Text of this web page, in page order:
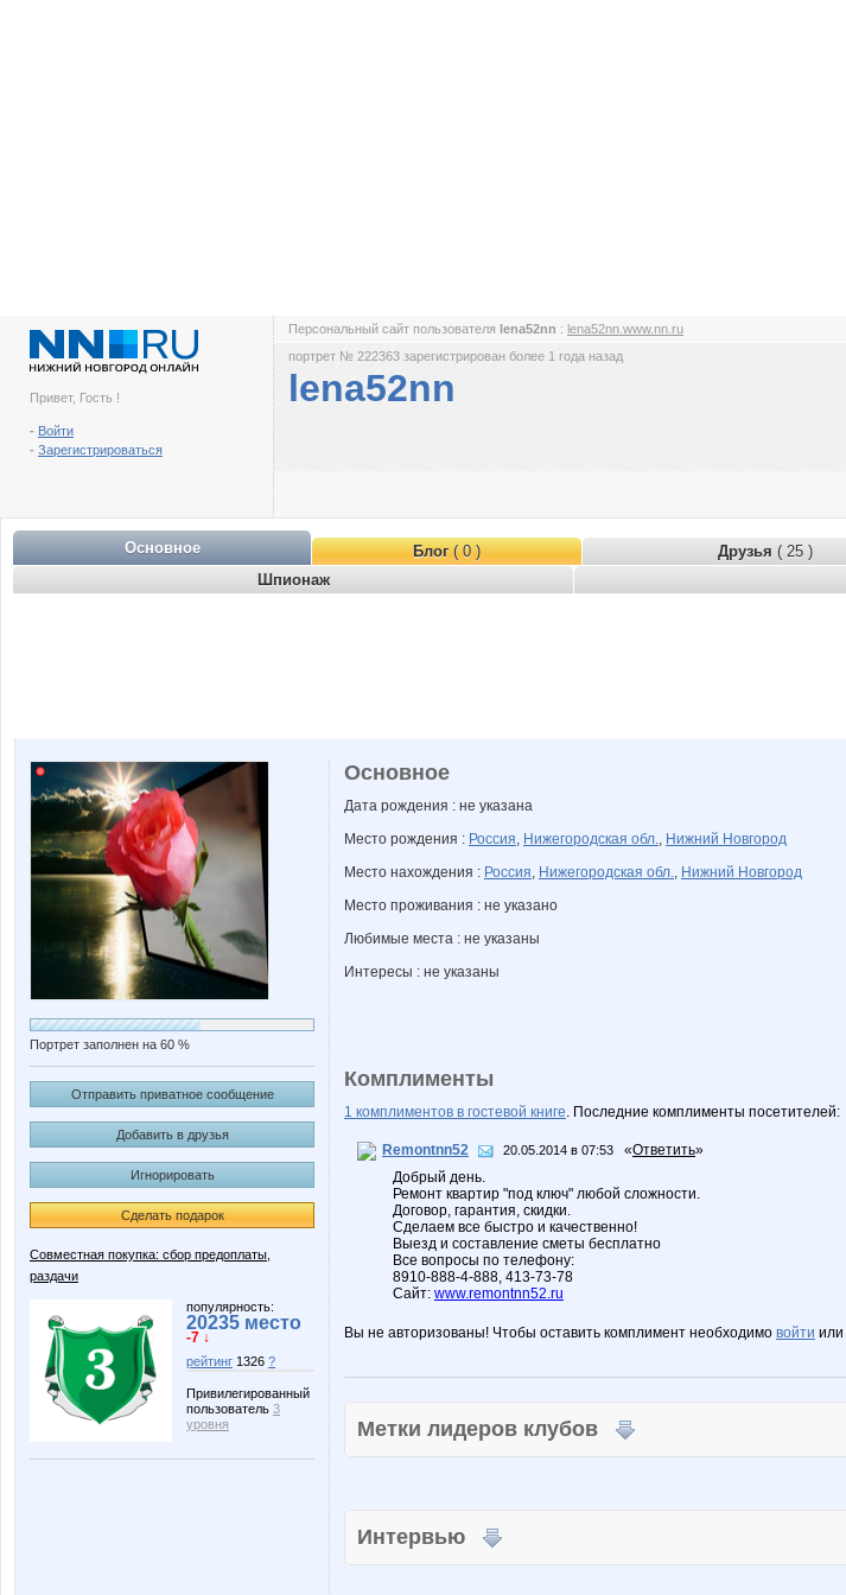
Привет, Гость !
- Войти
- Зарегистрироваться
Персональный сайт пользователя lena52nn : lena52nn.www.nn.ru
портрет № 222363 зарегистрирован более 1 года назад
lena52nn
Основное Блог( 0 ) Друзья ( 25 )
Шпионаж
Портрет заполнен на 60 %
Отправить приватное сообщение
Добавить в друзья
Игнорировать
Сделать подарок
Совместная покупка: сбор предоплаты,
раздачи
популярность:
20235 место
-7 ↓
рейтинг 1326 ?
Привилегированный
пользователь 3
уровня
Основное
Дата рождения : не указана
Место рождения : Россия, Нижегородская обл., Нижний Новгород
Место нахождения : Россия, Нижегородская обл., Нижний Новгород
Место проживания : не указано
Любимые места : не указаны
Интересы : не указаны
Комплименты
1 комплиментов в гостевой книге. Последние комплименты посетителей:
Remontnn52 20.05.2014 в 07:53 «Ответить»
Добрый день.
Ремонт квартир "под ключ" любой сложности.
Договор, гарантия, скидки.
Сделаем все быстро и качественно!
Выезд и составление сметы бесплатно
Все вопросы по телефону:
8910-888-4-888, 413-73-78
Сайт: www.remontnn52.ru
Вы не авторизованы! Чтобы оставить комплимент необходимо войти или
Метки лидеров клубов
Интервью